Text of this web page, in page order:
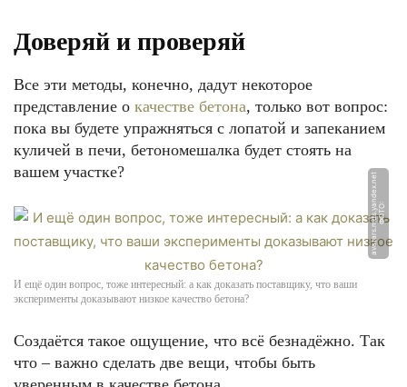
Доверяй и проверяй
Все эти методы, конечно, дадут некоторое
представление о качестве бетона, только вот вопрос:
пока вы будете упражняться с лопатой и запеканием
куличей в печи, бетономешалка будет стоять на
вашем участке?
Ф
О
Т
О:
a
v
a
t
a
r
s.
m
d
s.
y
a
n
d
e
x.
n
e
t
И ещё один вопрос, тоже интересный: а как доказать поставщику, что ваши
эксперименты доказывают низкое качество бетона?
Создаётся такое ощущение, что всё безнадёжно. Так
что ‒ важно сделать две вещи, чтобы быть